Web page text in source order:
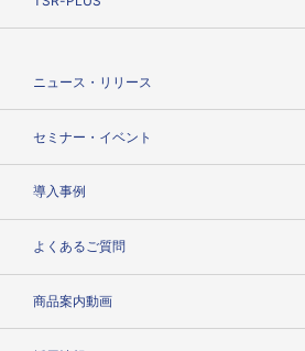
ニュース・リリース
セミナー・イベント
導入事例
よくあるご質問
商品案内動画